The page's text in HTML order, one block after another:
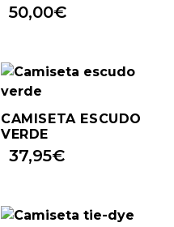
50,00€
CAMISETA ESCUDO
VERDE
37,95€